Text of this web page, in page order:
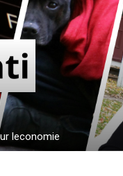
leconomie